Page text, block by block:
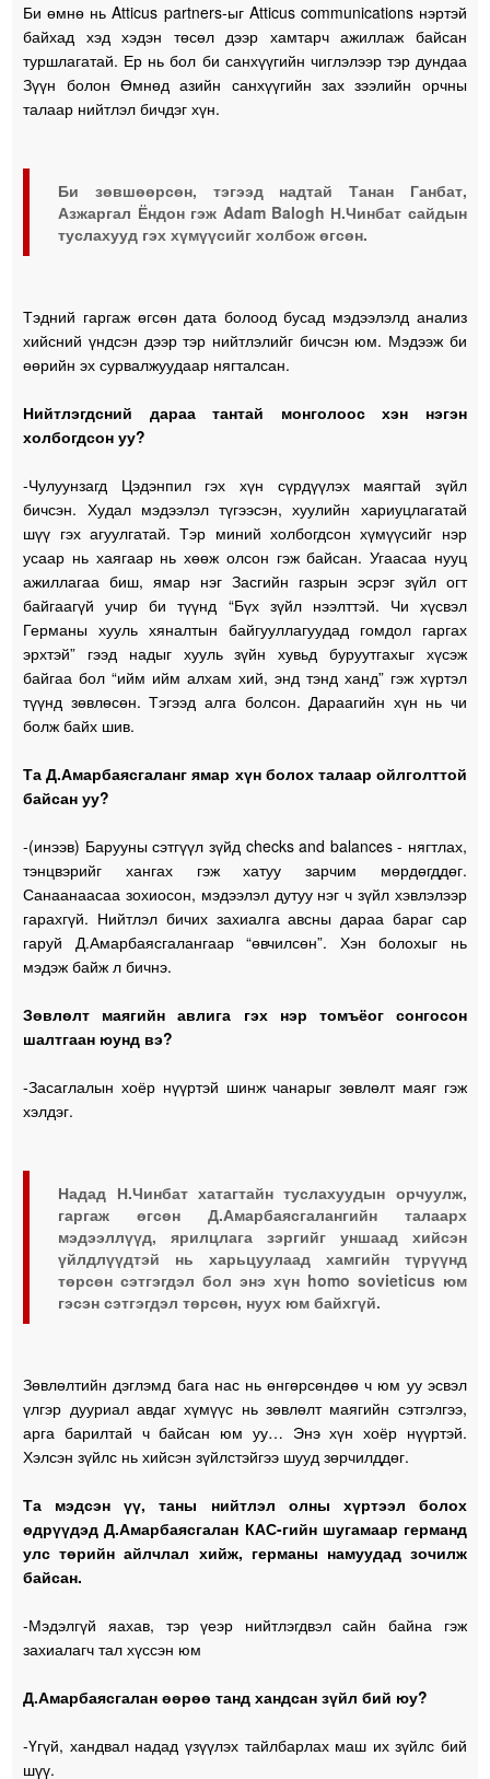
Би өмнө нь Atticus partners-ыг Atticus communications нэртэй
байхад хэд хэдэн төсөл дээр хамтарч ажиллаж байсан
туршлагатай. Ер нь бол би санхүүгийн чиглэлээр тэр дундаа
Зүүн болон Өмнөд азийн санхүүгийн зах зээлийн орчны
талаар нийтлэл бичдэг хүн.
Би зөвшөөрсөн, тэгээд надтай Танан Ганбат,
Азжаргал Ёндон гэж Adam Balogh Н.Чинбат сайдын
туслахууд гэх хүмүүсийг холбож өгсөн.
Тэдний гаргаж өгсөн дата болоод бусад мэдээлэлд анализ
хийсний үндсэн дээр тэр нийтлэлийг бичсэн юм. Мэдээж би
өөрийн эх сурвалжуудаар нягталсан.
Нийтлэгдсний дараа тантай монголоос хэн нэгэн
холбогдсон уу?
-Чулуунзагд Цэдэнпил гэх хүн сүрдүүлэх маягтай зүйл
бичсэн. Худал мэдээлэл түгээсэн, хуулийн хариуцлагатай
шүү гэх агуулгатай. Тэр миний холбогдсон хүмүүсийг нэр
усаар нь хаягаар нь хөөж олсон гэж байсан. Угаасаа нууц
ажиллагаа биш, ямар нэг Засгийн газрын эсрэг зүйл огт
байгаагүй учир би түүнд “Бүх зүйл нээлттэй. Чи хүсвэл
Германы хууль хяналтын байгууллагуудад гомдол гаргах
эрхтэй” гээд надыг хууль зүйн хувьд буруутгахыг хүсэж
байгаа бол “ийм ийм алхам хий, энд тэнд ханд” гэж хүртэл
түүнд зөвлөсөн. Тэгээд алга болсон. Дараагийн хүн нь чи
болж байх шив.
Та Д.Амарбаясгаланг ямар хүн болох талаар ойлголттой
байсан уу?
-(инээв) Барууны сэтгүүл зүйд checks and balances - нягтлах,
тэнцвэрийг хангах гэж хатуу зарчим мөрдөгддөг.
Санаанаасаа зохиосон, мэдээлэл дутуу нэг ч зүйл хэвлэлээр
гарахгүй. Нийтлэл бичих захиалга авсны дараа бараг сар
гаруй Д.Амарбаясгалангаар “өвчилсөн”. Хэн болохыг нь
мэдэж байж л бичнэ.
Зөвлөлт маягийн авлига гэх нэр томъёог сонгосон
шалтгаан юунд вэ?
-Засаглалын хоёр нүүртэй шинж чанарыг зөвлөлт маяг гэж
хэлдэг.
Надад Н.Чинбат хатагтайн туслахуудын орчуулж,
гаргаж өгсөн Д.Амарбаясгалангийн талаарх
мэдээллүүд, ярилцлага зэргийг уншаад хийсэн
үйлдлүүдтэй нь харьцуулаад хамгийн түрүүнд
төрсөн сэтгэгдэл бол энэ хүн homo sovieticus юм
гэсэн сэтгэгдэл төрсөн, нуух юм байхгүй.
Зөвлөлтийн дэглэмд бага нас нь өнгөрсөндөө ч юм уу эсвэл
үлгэр дууриал авдаг хүмүүс нь зөвлөлт маягийн сэтгэлгээ,
арга барилтай ч байсан юм уу… Энэ хүн хоёр нүүртэй.
Хэлсэн зүйлс нь хийсэн зүйлстэйгээ шууд зөрчилддөг.
Та мэдсэн үү, таны нийтлэл олны хүртээл болох
өдрүүдэд Д.Амарбаясгалан КАС-гийн шугамаар германд
улс төрийн айлчлал хийж, германы намуудад зочилж
байсан.
-Мэдэлгүй яахав, тэр үеэр нийтлэгдвэл сайн байна гэж
захиалагч тал хүссэн юм
Д.Амарбаясгалан өөрөө танд хандсан зүйл бий юу?
-Үгүй, хандвал надад үзүүлэх тайлбарлах маш их зүйлс бий
шүү.